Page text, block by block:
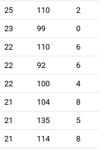
25 110
2
23 99
0
22 110
6
22 92
6
22 100
4
21 104
8
21 135
5
21 114
8